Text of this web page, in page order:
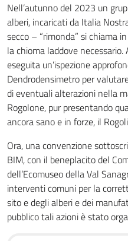
Nell’autunno del 2023 un
alberi, incaricati da Italia
secco – “rimonda” si chiama
la chioma laddove
eseguita un’ispezione
Dendrodensimetro per
di eventuali alterazioni nella
Rogolone, pur presentando
ancora sano e in forze, il
Ora, una convenzione
BIM, con il beneplacito del
dell’Ecomuseo della Val
interventi comuni per la
sito e degli alberi e dei
pubblico tali azioni è stato